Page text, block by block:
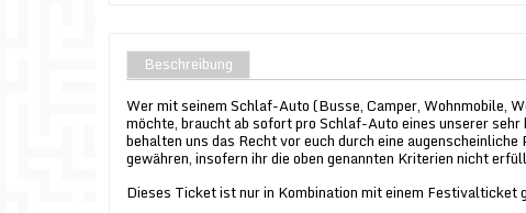
Beschreibung
Wer mit seinem Schlaf-Auto (Busse, Camper, Wohnmobile,
möchte, braucht ab sofort pro Schlaf-Auto eines unserer
behalten uns das Recht vor euch durch eine
gewähren, insofern ihr die oben genannten Kriterien nicht
Dieses Ticket ist nur in Kombination mit einem Festivalticket